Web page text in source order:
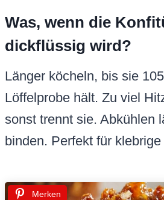
Was, wenn die
dickflüssig wird?
Länger köcheln, bis sie
Löffelprobe hält. Zu viel
sonst trennt sie. Abkühlen
binden. Perfekt für
Merken